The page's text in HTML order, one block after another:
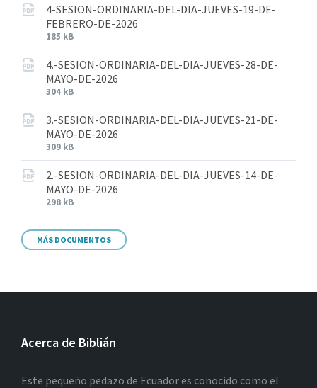
4-SESION-ORDINARIA-DEL-DIA-JUEVES-19-DE-
FEBRERO-DE-2026
185 kB
4.-SESION-ORDINARIA-DEL-DIA-JUEVES-28-DE-
MAYO-DE-2026
304 kB
3.-SESION-ORDINARIA-DEL-DIA-JUEVES-21-DE-
MAYO-DE-2026
309 kB
2.-SESION-ORDINARIA-DEL-DIA-JUEVES-14-DE-
MAYO-DE-2026
298 kB
MÁS DOCUMENTOS
Acerca de Biblián
Este pequeño pedazo de Ecuador es conocido como el